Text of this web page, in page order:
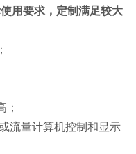
用要求，定制满足较大
；
流量计算机控制和显示